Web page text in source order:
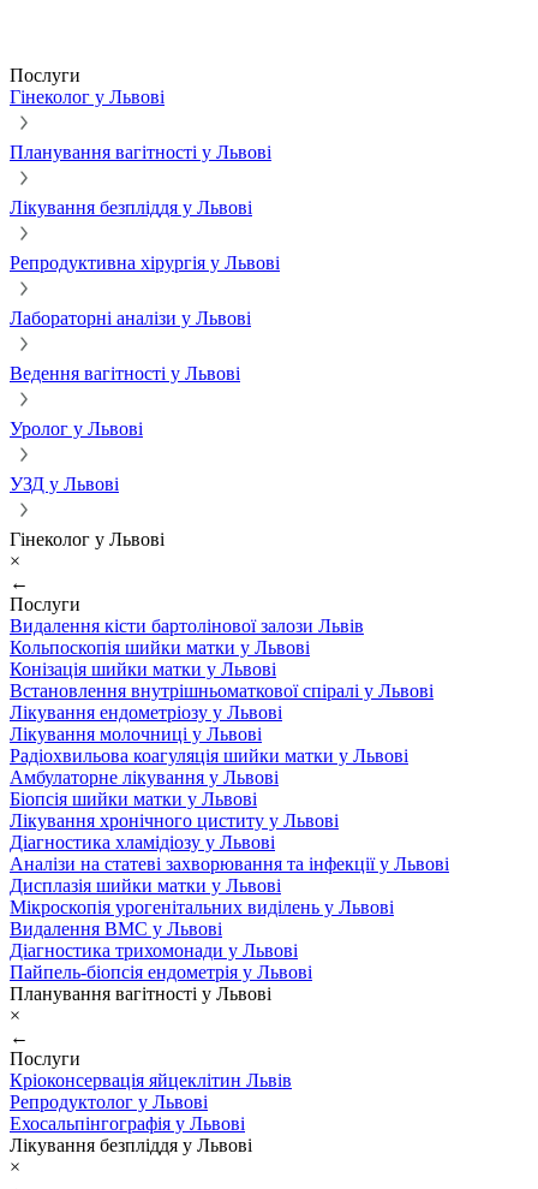
Послуги
Гінеколог у Львові
Планування вагітності у Львові
Лікування безпліддя у Львові
Репродуктивна хірургія у Львові
Лабораторні аналізи у Львові
Ведення вагітності у Львові
Уролог у Львові
УЗД у Львові
Гінеколог у Львові
×
←
Послуги
Видалення кісти бартолінової залози Львів
Кольпоскопія шийки матки у Львові
Конізація шийки матки у Львові
Встановлення внутрішньоматкової спіралі у Львові
Лікування ендометріозу у Львові
Лікування молочниці у Львові
Радіохвильова коагуляція шийки матки у Львові
Амбулаторне лікування у Львові
Біопсія шийки матки у Львові
Лікування хронічного циститу у Львові
Діагностика хламідіозу у Львові
Аналізи на статеві захворювання та інфекції у Львові
Дисплазія шийки матки у Львові
Мікроскопія урогенітальних виділень у Львові
Видалення ВМС у Львові
Діагностика трихомонади у Львові
Пайпель-біопсія ендометрія у Львові
Планування вагітності у Львові
×
←
Послуги
Кріоконсервація яйцеклітин Львів
Репродуктолог у Львові
Ехосальпінгографія у Львові
Лікування безпліддя у Львові
×